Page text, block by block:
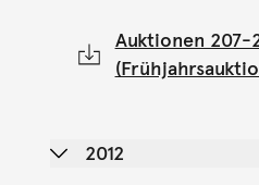
Auktionen 207-
2012